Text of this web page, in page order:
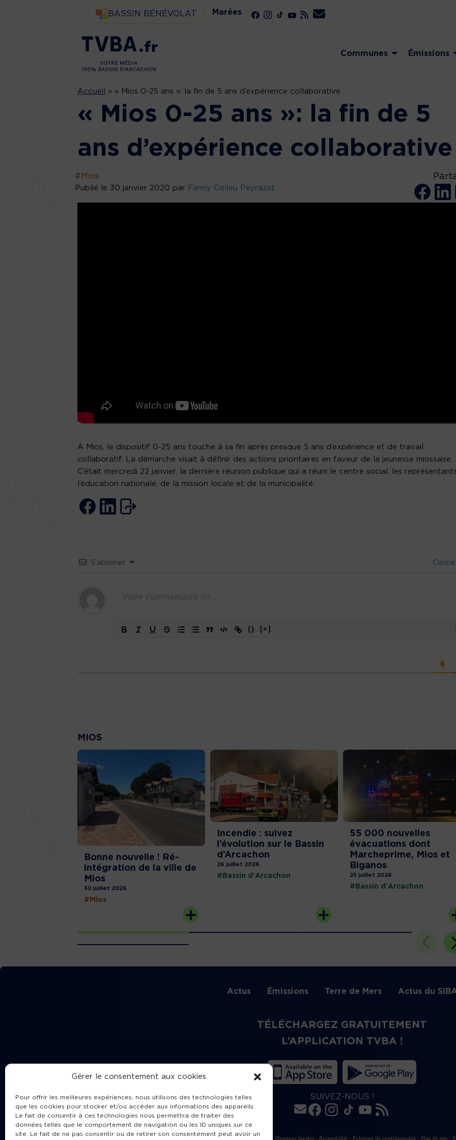
Gérer le consentement aux cookies
Pour offrir les meilleures expériences, nous utilisons des technologies telles
que les cookies pour stocker et/ou accéder aux informations des appareils.
Le fait de consentir à ces technologies nous permettra de traiter des
données telles que le comportement de navigation ou les ID uniques sur ce
site. Le fait de ne pas consentir ou de retirer son consentement peut avoir un
BASSIN BÉNÉVOLAT Marées
Communes Émissions
Accueil » « Mios 0-25 ans »: la fin de 5 ans d’expérience collaborative
« Mios 0-25 ans »: la fin de 5
ans d’expérience collaborative
#Mios
Publié le 30 janvier 2020 par Fanny Colleu Peyrazat
À Mios, le dispositif 0-25 ans touche à sa fin après presque 5 ans d’expérience et de travail
collaboratif. La démarche visait à définir des actions prioritaires en faveur de la jeunesse miossaise.
C’était mercredi 22 janvier, la dernière réunion publique qui a réuni le centre social, les
l’éducation nationale, de la mission locale et de la municipalité.
S’abonner
{} [+]
MIOS
Bonne nouvelle ! Ré-
intégration de la ville de
Mios
30 juillet 2026
#Mios
Incendie : suivez
l’évolution sur le Bassin
d’Arcachon
26 juillet 2026
#Bassin d'Arcachon
55 000 nouvelles
évacuations dont
Marcheprime, Mios et
Biganos
25 juillet 2026
#Bassin d'Arcachon
Actus Émissions Terre de Mers Actus du
TÉLÉCHARGEZ GRATUITEMENT
L’APPLICATION TVBA !
SUIVEZ-NOUS !
Charte de publication Mentions légales- Accessibilité- Politique de confidentialité- Plan de site-